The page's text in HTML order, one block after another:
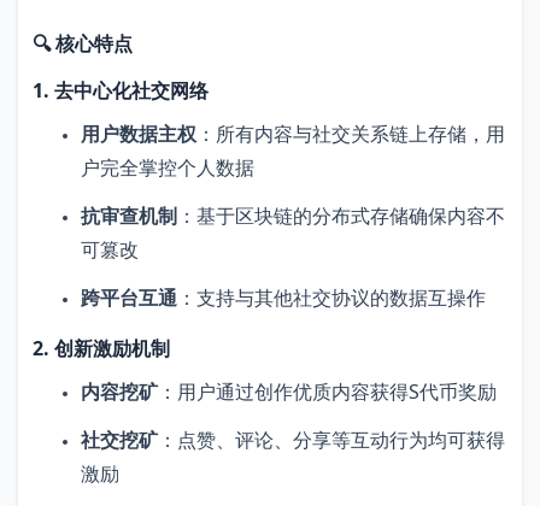
🔍 核心特点
1. 去中心化社交网络
用户数据主权 ：所有内容与社交关系链上存储，用
户完全掌控个人数据
抗审查机制 ：基于区块链的分布式存储确保内容不
可篡改
跨平台互通 ：支持与其他社交协议的数据互操作
2. 创新激励机制
内容挖矿 ：用户通过创作优质内容获得S代币奖励
社交挖矿 ：点赞、评论、分享等互动行为均可获得
激励